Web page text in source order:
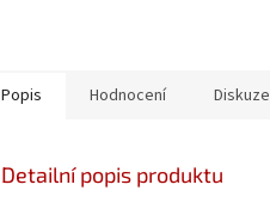
Popis Hodnocení Diskuze
Detailní popis produktu